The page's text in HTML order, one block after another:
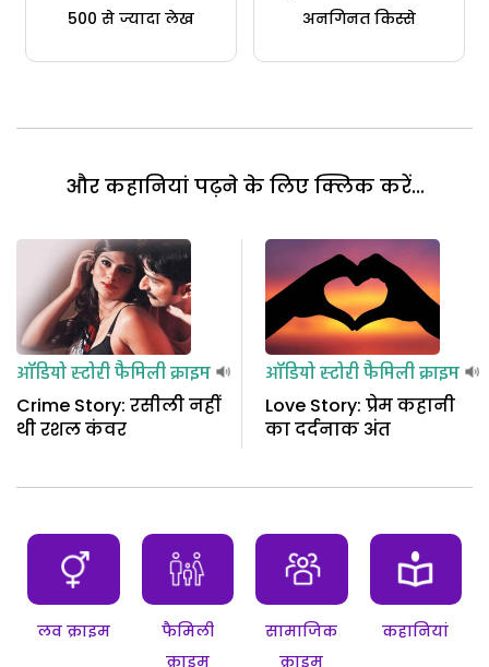
500 से ज्यादा लेख
अनगिनत किस्से
और कहानियां पढ़ने के लिए क्लिक करें...
ऑडियो स्टोरीफैमिली क्राइम
Crime Story: रसीली नहीं
थी रशल कंवर
ऑडियो स्टोरीफैमिली क्राइम
Love Story: प्रेम कहानी
का दर्दनाक अंत
लव क्राइम
फैमिली
क्राइम
सामाजिक
क्राइम
कहानियां